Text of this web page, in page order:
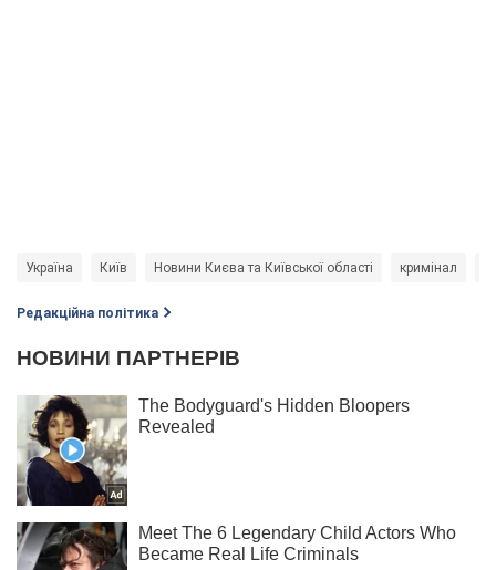
Україна Київ Новини Києва та Київської області кримінал
Редакційна політика